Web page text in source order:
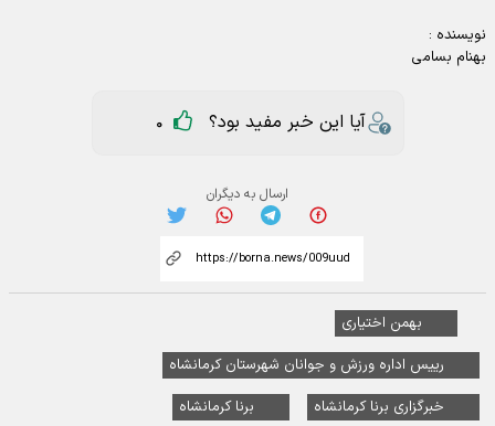
نویسنده :
بهنام بسامی
آیا این خبر مفید بود؟ 0
ارسال به دیگران
بهمن اختیاری
رییس اداره ورزش و جوانان شهرستان کرمانشاه
خبرگزاری برنا کرمانشاه
برنا کرمانشاه